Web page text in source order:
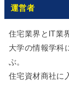
運営者
住宅業界とIT業
大学の情報学科
ぶ。
住宅資材商社に